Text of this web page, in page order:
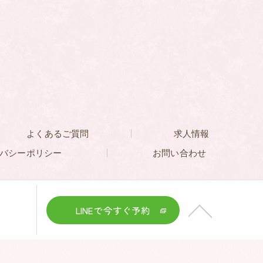
よくあるご質問
求人情報
シーポリシー
お問い合わせ
LINEで今すぐ予約